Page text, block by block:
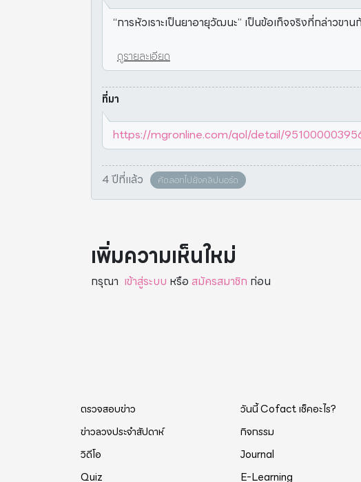
“การหัวเราะเป็นยาอายุวัฒนะ” เป็นข้อเท็จจริงที่กล่าวขา
ดูรายละเอียด
ที่มา
https://mgronline.com/qol/detail/
4 ปีที่แล้ว คัดลอกไปยังคลิปบอร์ด
เพิ่มความเห็นใหม่
กรุณา เข้าสู่ระบบ หรือ สมัครสมาชิก ก่อน
ตรวจสอบข่าว วันนี้ Cofact เช็คอะไร?
ข่าวลวงประจำสัปดาห์
กิจกรรม
วิดีโอ
Journal
Quiz
E-Learning